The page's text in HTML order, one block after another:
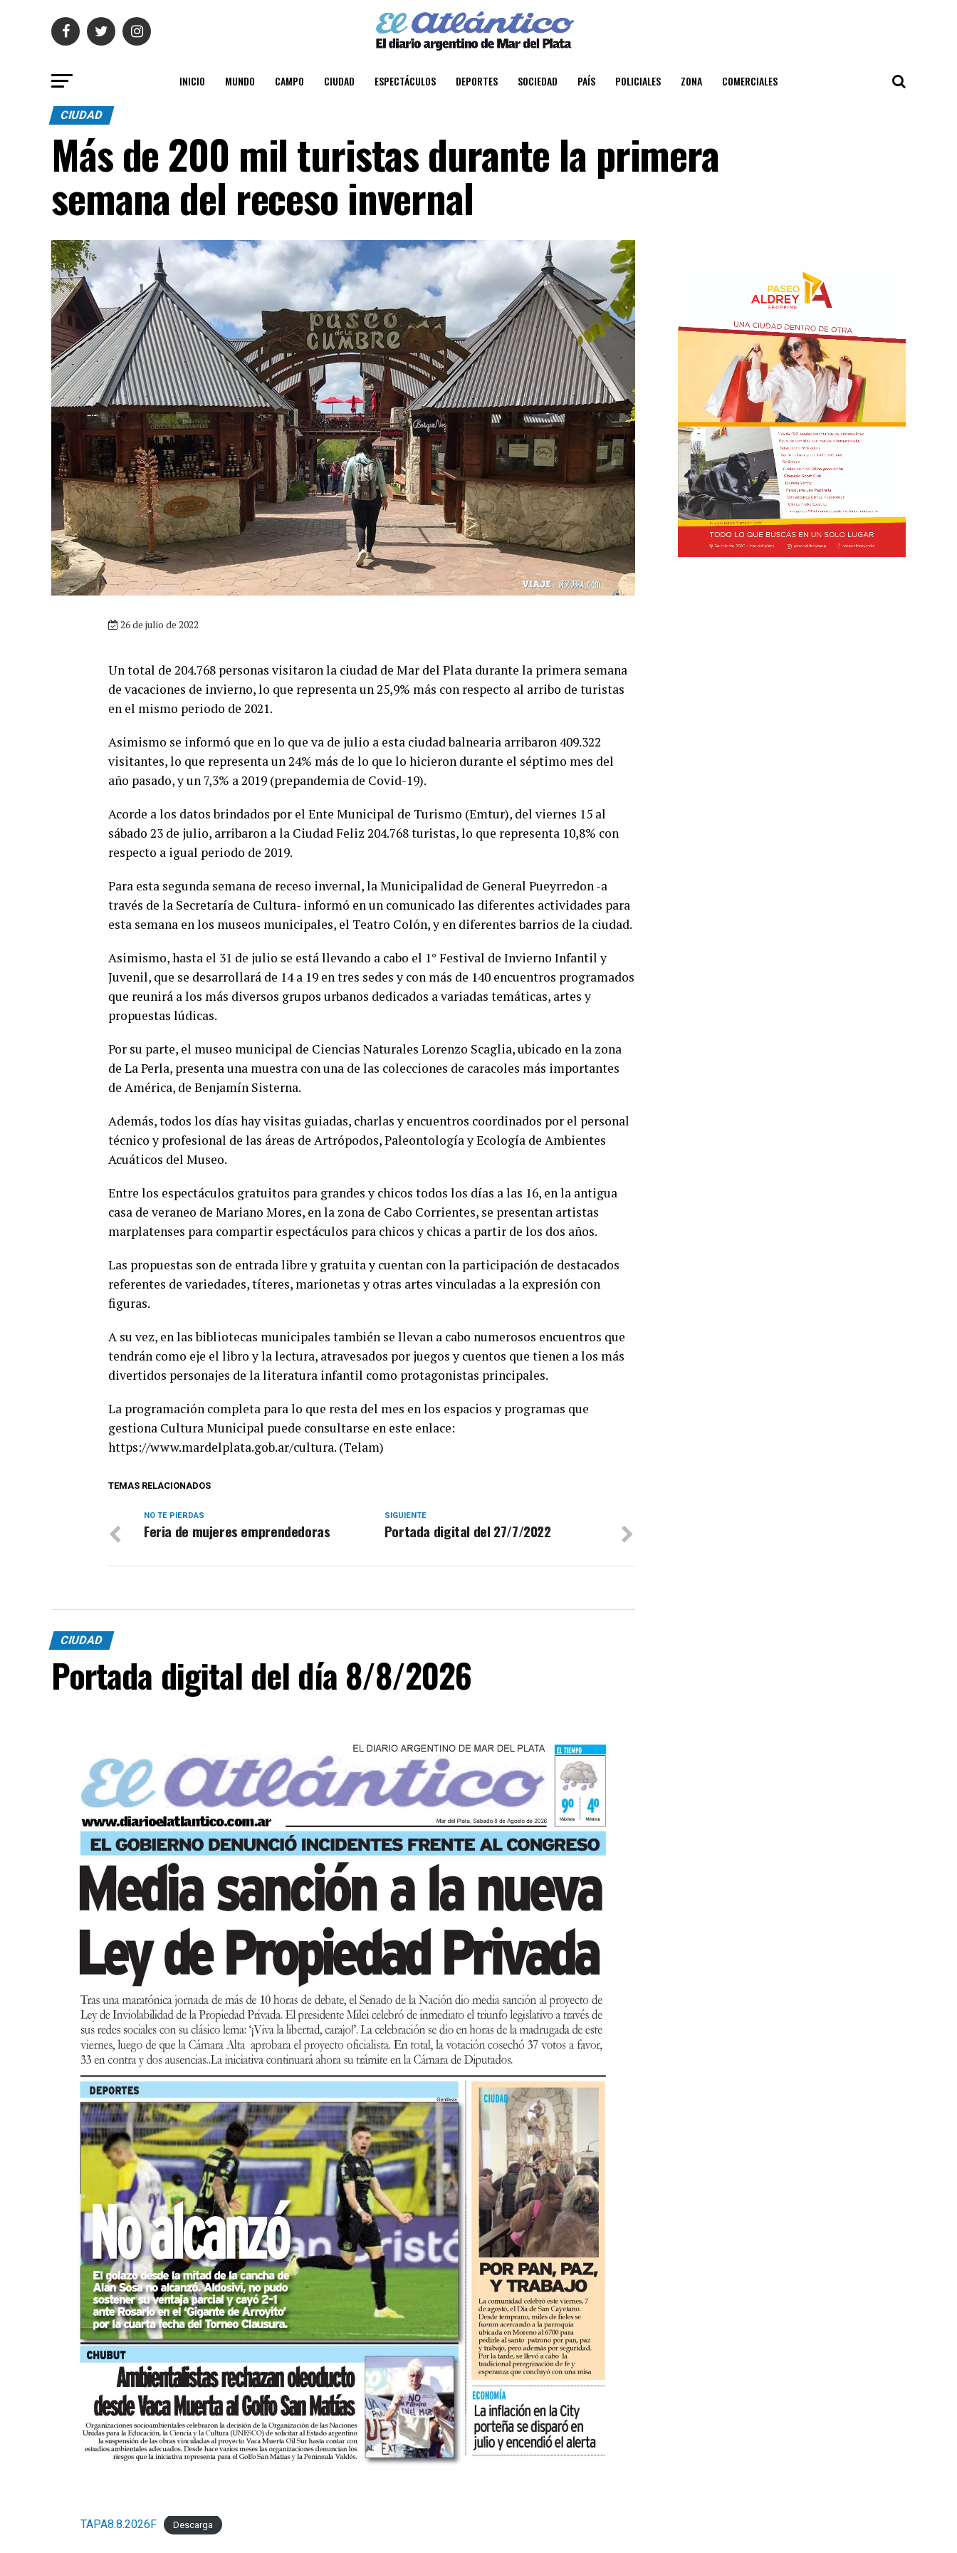
INICIO MUNDO CAMPO CIUDAD ESPECTÁCULOS DEPORTES SOCIEDAD PAÍS POLICIALES ZONA COMERCIALES
CIUDAD
Más de 200 mil turistas durante la primera
semana del receso invernal
26 de julio de 2022
Un total de 204.768 personas visitaron la ciudad de Mar del Plata durante la primera semana
de vacaciones de invierno, lo que representa un 25,9% más con respecto al arribo de turistas
en el mismo periodo de 2021.
Asimismo se informó que en lo que va de julio a esta ciudad balnearia arribaron 409.322
visitantes, lo que representa un 24% más de lo que lo hicieron durante el séptimo mes del
año pasado, y un 7,3% a 2019 (prepandemia de Covid-19).
Acorde a los datos brindados por el Ente Municipal de Turismo (Emtur), del viernes 15 al
sábado 23 de julio, arribaron a la Ciudad Feliz 204.768 turistas, lo que representa 10,8% con
respecto a igual periodo de 2019.
Para esta segunda semana de receso invernal, la Municipalidad de General Pueyrredon -a
través de la Secretaría de Cultura- informó en un comunicado las diferentes actividades para
esta semana en los museos municipales, el Teatro Colón, y en diferentes barrios de la ciudad.
Asimismo, hasta el 31 de julio se está llevando a cabo el 1° Festival de Invierno Infantil y
Juvenil, que se desarrollará de 14 a 19 en tres sedes y con más de 140 encuentros programados
que reunirá a los más diversos grupos urbanos dedicados a variadas temáticas, artes y
propuestas lúdicas.
Por su parte, el museo municipal de Ciencias Naturales Lorenzo Scaglia, ubicado en la zona
de La Perla, presenta una muestra con una de las colecciones de caracoles más importantes
de América, de Benjamín Sisterna.
Además, todos los días hay visitas guiadas, charlas y encuentros coordinados por el personal
técnico y profesional de las áreas de Artrópodos, Paleontología y Ecología de Ambientes
Acuáticos del Museo.
Entre los espectáculos gratuitos para grandes y chicos todos los días a las 16, en la antigua
casa de veraneo de Mariano Mores, en la zona de Cabo Corrientes, se presentan artistas
marplatenses para compartir espectáculos para chicos y chicas a partir de los dos años.
Las propuestas son de entrada libre y gratuita y cuentan con la participación de destacados
referentes de variedades, títeres, marionetas y otras artes vinculadas a la expresión con
figuras.
A su vez, en las bibliotecas municipales también se llevan a cabo numerosos encuentros que
tendrán como eje el libro y la lectura, atravesados por juegos y cuentos que tienen a los más
divertidos personajes de la literatura infantil como protagonistas principales.
La programación completa para lo que resta del mes en los espacios y programas que
gestiona Cultura Municipal puede consultarse en este enlace:
https://www.mardelplata.gob.ar/cultura. (Telam)
TEMAS RELACIONADOS
SIGUIENTE
Portada digital del 27/7/2022
NO TE PIERDAS
Feria de mujeres emprendedoras
CIUDAD
Portada digital del día 8/8/2026
TAPA8.8.2026F Descarga